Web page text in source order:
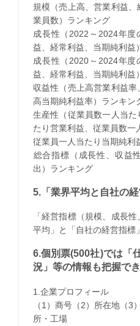
規模（売上高、営業利益
業員数）ランキング
成長性（2022～2024年度
益、経常利益、当期純利益
成長性（2020～2024年度
益、経常利益、当期純利益
収益性（売上高営業利益
高当期純利益率）ランキン
生産性（従業員数一人当
たり営業利益、従業員数一
従業員一人当たり当期純利
総合指標（成長性、収益
出）ランキング
5.「業界平均と自社の
「経営指標（規模、成長
平均」と「自社の経営指標
6.個別票(500社)では「
況」等の情報も把握で
1.企業プロフィール
（1）商号（2）所在地（3
所・工場